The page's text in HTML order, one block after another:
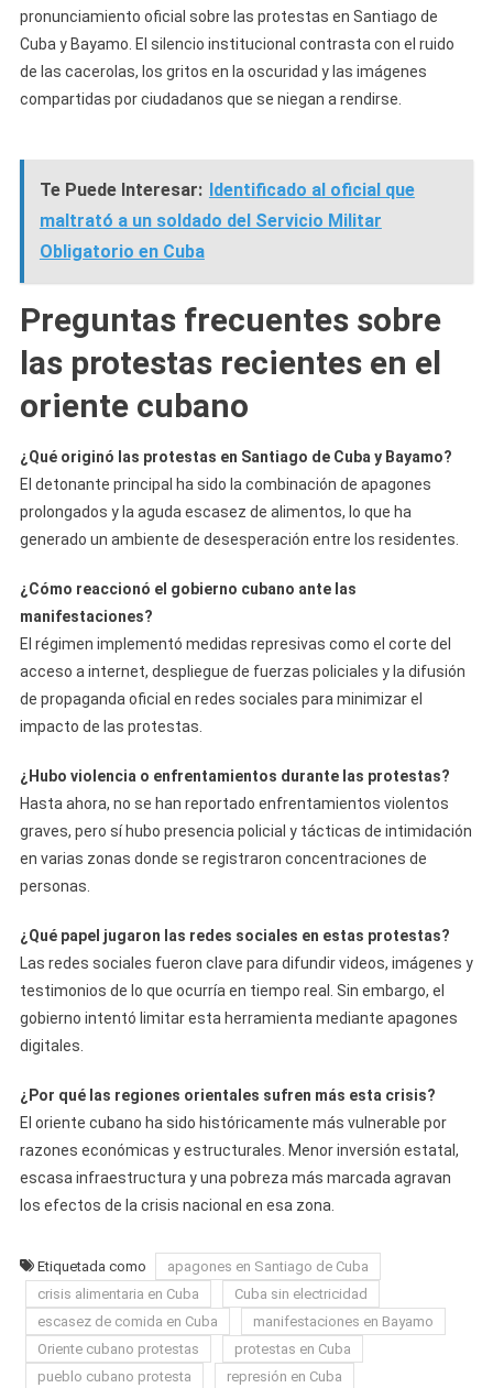
pronunciamiento oficial sobre las protestas en Santiago de
Cuba y Bayamo. El silencio institucional contrasta con el ruido
de las cacerolas, los gritos en la oscuridad y las imágenes
compartidas por ciudadanos que se niegan a rendirse.
Te Puede Interesar: Identificado al oficial que
maltrató a un soldado del Servicio Militar
Obligatorio en Cuba
Preguntas frecuentes sobre
las protestas recientes en el
oriente cubano
¿Qué originó las protestas en Santiago de Cuba y Bayamo?
El detonante principal ha sido la combinación de apagones
prolongados y la aguda escasez de alimentos, lo que ha
generado un ambiente de desesperación entre los residentes.
¿Cómo reaccionó el gobierno cubano ante las
manifestaciones?
El régimen implementó medidas represivas como el corte del
acceso a internet, despliegue de fuerzas policiales y la difusión
de propaganda oficial en redes sociales para minimizar el
impacto de las protestas.
¿Hubo violencia o enfrentamientos durante las protestas?
Hasta ahora, no se han reportado enfrentamientos violentos
graves, pero sí hubo presencia policial y tácticas de intimidación
en varias zonas donde se registraron concentraciones de
personas.
¿Qué papel jugaron las redes sociales en estas protestas?
Las redes sociales fueron clave para difundir videos, imágenes y
testimonios de lo que ocurría en tiempo real. Sin embargo, el
gobierno intentó limitar esta herramienta mediante apagones
digitales.
¿Por qué las regiones orientales sufren más esta crisis?
El oriente cubano ha sido históricamente más vulnerable por
razones económicas y estructurales. Menor inversión estatal,
escasa infraestructura y una pobreza más marcada agravan
los efectos de la crisis nacional en esa zona.
Etiquetada como
apagones en Santiago de Cuba
crisis alimentaria en Cuba
Cuba sin electricidad
escasez de comida en Cuba
manifestaciones en Bayamo
Oriente cubano protestas
protestas en Cuba
pueblo cubano protesta
represión en Cuba